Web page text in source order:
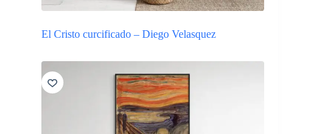
El Cristo curcificado – Diego Velasquez